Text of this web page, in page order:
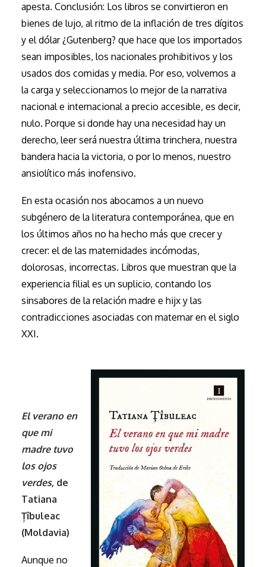
apesta. Conclusión: Los libros se convirtieron en
bienes de lujo, al ritmo de la inflación de tres dígitos
y el dólar ¿Gutenberg? que hace que los importados
sean imposibles, los nacionales prohibitivos y los
usados dos comidas y media. Por eso, volvemos a
la carga y seleccionamos lo mejor de la narrativa
nacional e internacional a precio accesible, es decir,
nulo. Porque si donde hay una necesidad hay un
derecho, leer será nuestra última trinchera, nuestra
bandera hacia la victoria, o por lo menos, nuestro
ansiolítico más inofensivo.
En esta ocasión nos abocamos a un nuevo
subgénero de la literatura contemporánea, que en
los últimos años no ha hecho más que crecer y
crecer: el de las maternidades incómodas,
dolorosas, incorrectas. Libros que muestran que la
experiencia filial es un suplicio, contando los
sinsabores de la relación madre e hijx y las
contradicciones asociadas con maternar en el siglo
XXI.
El verano en
que mi
madre tuvo
los ojos
verdes, de
Tatiana
Țîbuleac
(Moldavia)
Aunque no